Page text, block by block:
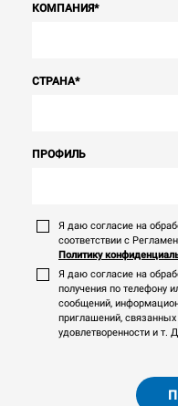
КОМПАНИЯ*
СТРАНА*
ПРОФИЛЬ
Я даю согласие на
соответствии с
Политику
Я даю согласие на
получения по телефону
сообщений,
приглашений,
удовлетворенности и т. Д.